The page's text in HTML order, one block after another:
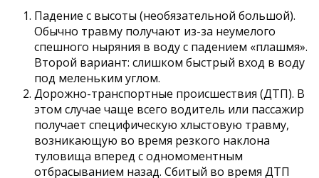
Падение с высоты (необязательной большой).
Обычно травму получают из-за неумелого
спешного ныряния в воду с падением «плашмя».
Второй вариант: слишком быстрый вход в воду
под меленьким углом.
Дорожно-транспортные происшествия (ДТП). В
этом случае чаще всего водитель или пассажир
получает специфическую хлыстовую травму,
возникающую во время резкого наклона
туловища вперед с одномоментным
отбрасыванием назад. Сбитый во время ДТП